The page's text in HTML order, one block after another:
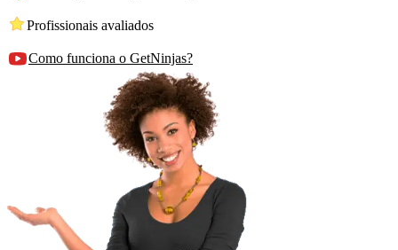
Profissionais avaliados
Como funciona o GetNinjas?